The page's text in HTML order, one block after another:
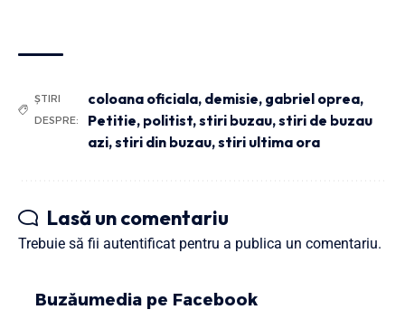
ȘTIRI
DESPRE:
coloana oficiala, demisie, gabriel oprea,
Petitie, politist,stiri buzau,stiri de buzau
azi,stiri din buzau,stiri ultima ora
Lasă un comentariu
Trebuie să fii autentificat pentru a publica un comentariu.
Buzăumedia pe Facebook